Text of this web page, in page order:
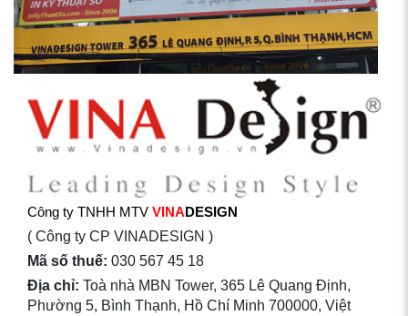
Công ty TNHH MTV VINADESIGN
( Công ty CP VINADESIGN )
Mã số thuế: 030 567 45 18
Địa chỉ: Toà nhà MBN Tower, 365 Lê Quang Định,
Phường 5, Bình Thạnh, Hồ Chí Minh 700000, Việt